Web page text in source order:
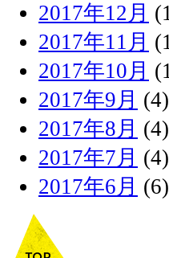
2017年12月
2017年11月
2017年10月
2017年9月 (4)
2017年8月 (4)
2017年7月 (4)
2017年6月 (6)